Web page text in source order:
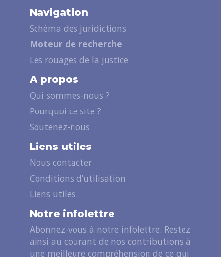
Navigation
Schéma des juridictions
Moteur de recherche
Les rouages de la justice
A propos
Qui sommes-nous ?
Pourquoi ce site ?
Soutenez-nous
Liens utiles
Nous contacter
Conditions d’utilisation
Liens utiles
Notre infolettre
Abonnez-vous à notre infolettre. Restez
ainsi au courant de nos contributions à
une meilleure compréhension de ce qui